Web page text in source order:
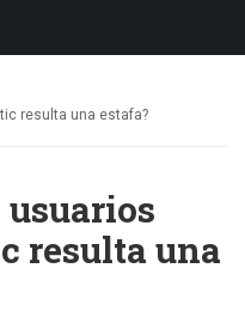
resulta una estafa?
usuarios
resulta una